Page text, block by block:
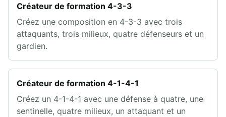
Créateur de formation 4-3-3
Créez une composition en 4-3-3 avec trois
attaquants, trois milieux, quatre défenseurs et un
gardien.
Créateur de formation 4-1-4-1
Créez un 4-1-4-1 avec une défense à quatre, une
sentinelle, quatre milieux, un attaquant et un